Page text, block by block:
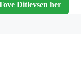
Ditlevsen her